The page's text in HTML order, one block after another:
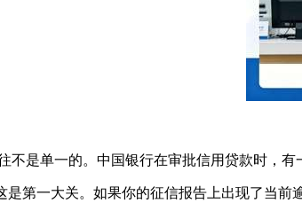
不是单一的。中国银行在审批信用贷款时，有
是第一大关。如果你的征信报告上出现了当前